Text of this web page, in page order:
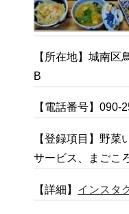
【所在地】城南
B
【電話番号】090-
【登録項目】野菜
サービス、まごこ
【詳細】 インスタ